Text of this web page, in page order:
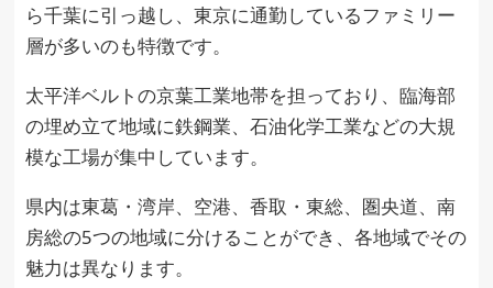
ら千葉に引っ越し、東京に通勤しているファミリー
層が多いのも特徴です。
太平洋ベルトの京葉工業地帯を担っており、臨海部
の埋め立て地域に鉄鋼業、石油化学工業などの大規
模な工場が集中しています。
県内は東葛・湾岸、空港、香取・東総、圏央道、南
房総の5つの地域に分けることができ、各地域でその
魅力は異なります。